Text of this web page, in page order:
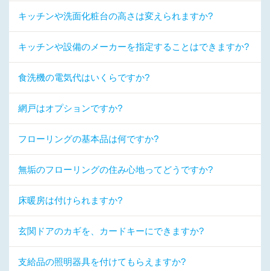
キッチンや洗面化粧台の高さは変えられますか?
キッチンや設備のメーカーを指定することはできますか?
食洗機の電気代はいくらですか?
網戸はオプションですか?
フローリングの基本品は何ですか?
無垢のフローリングの住み心地ってどうですか?
床暖房は付けられますか?
玄関ドアのカギを、カードキーにできますか?
支給品の照明器具を付けてもらえますか?